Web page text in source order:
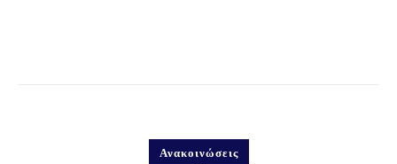
Ανακοινώσεις